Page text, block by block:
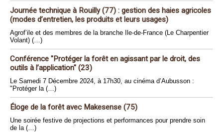
Journée technique à Rouilly (77) : gestion des haies agricoles
(modes d’entretien, les produits et leurs usages)
Agrof’ile et des membres de la branche Ile-de-France (Le Charpentier
Volant) (…)
Conférence "Protéger la forêt en agissant par le droit, des
outils à l’application" (23)
Le Samedi 7 Décembre 2024, à 17h30, au cinéma d’Aubusson :
"Protéger la (…)
Éloge de la forêt avec Makesense (75)
Une soirée festive de projections et performances pour prendre soin
de la (…)